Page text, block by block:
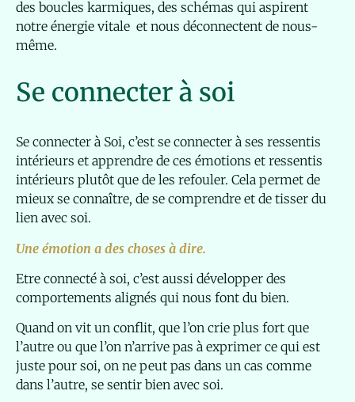
des boucles karmiques, des schémas qui aspirent
notre énergie vitale et nous déconnectent de nous-
même.
Se connecter à soi
Se connecter à Soi, c’est se connecter à ses ressentis
intérieurs et apprendre de ces émotions et ressentis
intérieurs plutôt que de les refouler. Cela permet de
mieux se connaître, de se comprendre et de tisser du
lien avec soi.
Une émotion a des choses à dire.
Etre connecté à soi, c’est aussi développer des
comportements alignés qui nous font du bien.
Quand on vit un conflit, que l’on crie plus fort que
l’autre ou que l’on n’arrive pas à exprimer ce qui est
juste pour soi, on ne peut pas dans un cas comme
dans l’autre, se sentir bien avec soi.